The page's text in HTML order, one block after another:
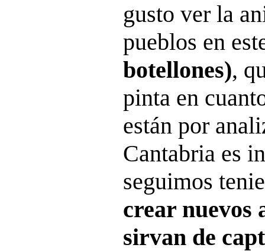
gusto ver la
pueblos en
botellones),
pinta en
están por
Cantabria es
seguimos
crear nuevos
sirvan de